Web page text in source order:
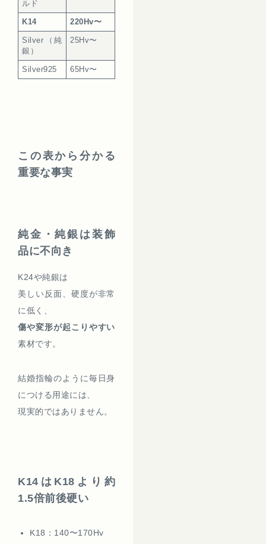
ルド
K14 220Hv〜
Silver（純
銀）
25Hv〜
Silver925 65Hv〜
この表から分かる
重要な事実
純金・純銀は装飾
品に不向き
K24や純銀は
美しい反面、硬度が非常
に低く、
傷や変形が起こりやすい
素材です。
結婚指輪のように毎日身
につける用途には、
現実的ではありません。
K14はK18より約
1.5倍前後硬い
K18：140〜170Hv